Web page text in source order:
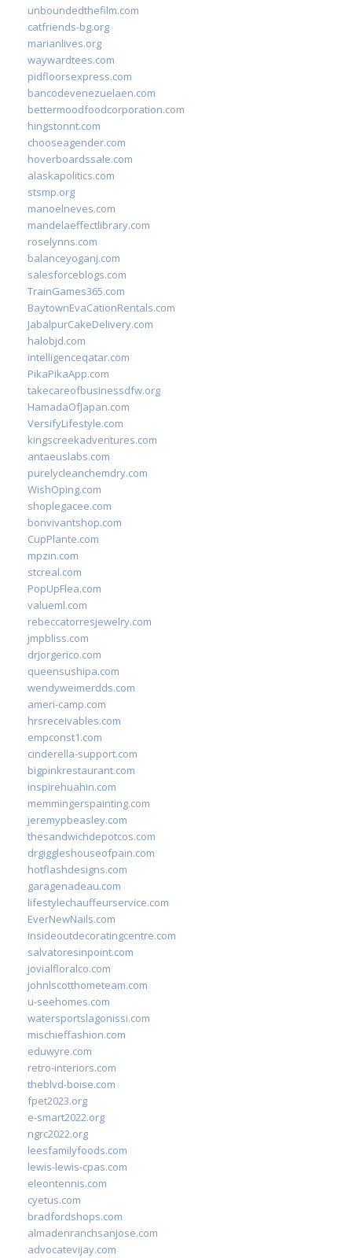
unboundedthefilm.com
catfriends-bg.org
marianlives.org
waywardtees.com
pidfloorsexpress.com
bancodevenezuelaen.com
bettermoodfoodcorporation.com
hingstonnt.com
chooseagender.com
hoverboardssale.com
alaskapolitics.com
stsmp.org
manoelneves.com
mandelaeffectlibrary.com
roselynns.com
balanceyoganj.com
salesforceblogs.com
TrainGames365.com
BaytownEvaCationRentals.com
JabalpurCakeDelivery.com
halobjd.com
intelligenceqatar.com
PikaPikaApp.com
takecareofbusinessdfw.org
HamadaOfJapan.com
VersifyLifestyle.com
kingscreekadventures.com
antaeuslabs.com
purelycleanchemdry.com
WishOping.com
shoplegacee.com
bonvivantshop.com
CupPlante.com
mpzin.com
stcreal.com
PopUpFlea.com
valueml.com
rebeccatorresjewelry.com
jmpbliss.com
drjorgerico.com
queensushipa.com
wendyweimerdds.com
ameri-camp.com
hrsreceivables.com
empconst1.com
cinderella-support.com
bigpinkrestaurant.com
inspirehuahin.com
memmingerspainting.com
jeremypbeasley.com
thesandwichdepotcos.com
drgiggleshouseofpain.com
hotflashdesigns.com
garagenadeau.com
lifestylechauffeurservice.com
EverNewNails.com
insideoutdecoratingcentre.com
salvatoresinpoint.com
jovialfloralco.com
johnlscotthometeam.com
u-seehomes.com
watersportslagonissi.com
mischieffashion.com
eduwyre.com
retro-interiors.com
theblvd-boise.com
fpet2023.org
e-smart2022.org
ngrc2022.org
leesfamilyfoods.com
lewis-lewis-cpas.com
eleontennis.com
cyetus.com
bradfordshops.com
almadenranchsanjose.com
advocatevijay.com